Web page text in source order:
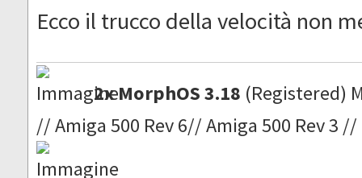
Ecco il trucco della velocità non
2x MorphOS 3.18 (Registered)
// Amiga 500 Rev 6// Amiga 500 Rev 3 //